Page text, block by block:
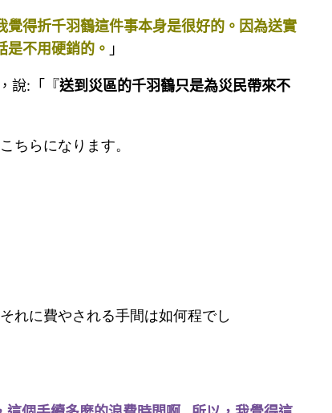
得折千羽鶴這件事本身是很好的。因為送實
不用硬銷的。 」
說:「『送到災區的千羽鶴只是為災民帶來不
ちらになります。
れに費やされる手間は如何程でし